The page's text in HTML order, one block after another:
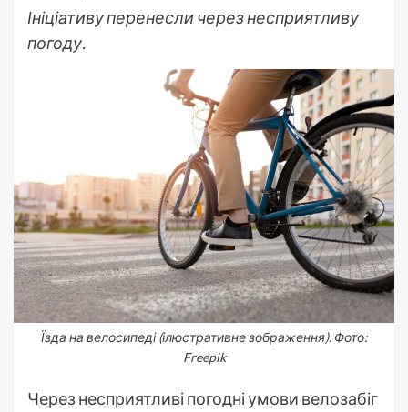
Ініціативу перенесли через несприятливу
погоду.
Їзда на велосипеді (ілюстративне зображення). Фото:
Freepik
Через несприятливі погодні умови велозабіг